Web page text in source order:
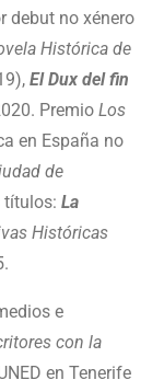
debut no xénero
Histórica de
El Dux del fin
Premio Los
en España no
de
títulos: La
Históricas
e
con la
en Tenerife